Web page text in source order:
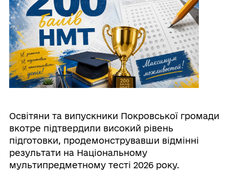
Освітяни та випускники Покровської громади
вкотре підтвердили високий рівень
підготовки, продемонструвавши відмінні
результати на Національному
мультипредметному тесті 2026 року.